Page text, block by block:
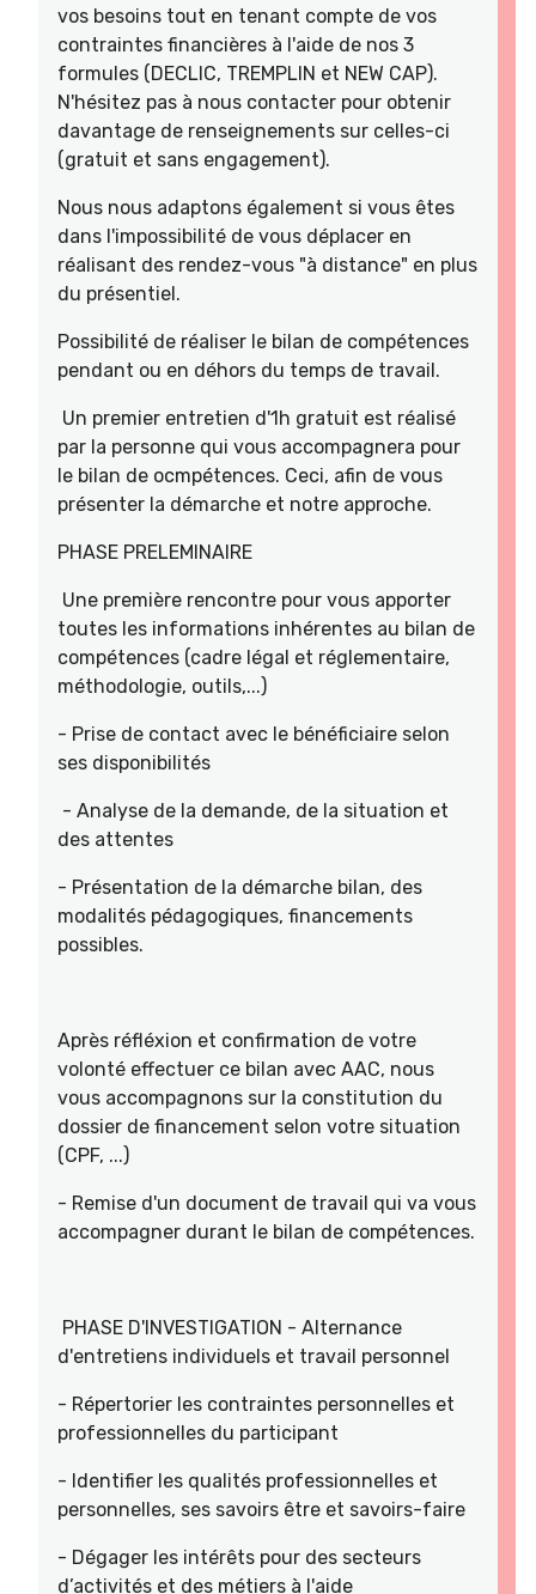
vos besoins tout en tenant compte de vos
contraintes financières à l'aide de nos 3
formules (DECLIC, TREMPLIN et NEW CAP).
N'hésitez pas à nous contacter pour obtenir
davantage de renseignements sur celles-ci
(gratuit et sans engagement).
Nous nous adaptons également si vous êtes
dans l'impossibilité de vous déplacer en
réalisant des rendez-vous "à distance" en plus
du présentiel.
Possibilité de réaliser le bilan de compétences
pendant ou en déhors du temps de travail.
Un premier entretien d'1h gratuit est réalisé
par la personne qui vous accompagnera pour
le bilan de ocmpétences. Ceci, afin de vous
présenter la démarche et notre approche.
PHASE PRELEMINAIRE
Une première rencontre pour vous apporter
toutes les informations inhérentes au bilan de
compétences (cadre légal et réglementaire,
méthodologie, outils,...)
- Prise de contact avec le bénéficiaire selon
ses disponibilités
- Analyse de la demande, de la situation et
des attentes
- Présentation de la démarche bilan, des
modalités pédagogiques, financements
possibles.
Après réfléxion et confirmation de votre
volonté effectuer ce bilan avec AAC, nous
vous accompagnons sur la constitution du
dossier de financement selon votre situation
(CPF, ...)
- Remise d'un document de travail qui va vous
accompagner durant le bilan de compétences.
PHASE D'INVESTIGATION - Alternance
d'entretiens individuels et travail personnel
- Répertorier les contraintes personnelles et
professionnelles du participant
- Identifier les qualités professionnelles et
personnelles, ses savoirs être et savoirs-faire
- Dégager les intérêts pour des secteurs
d’activités et des métiers à l'aide